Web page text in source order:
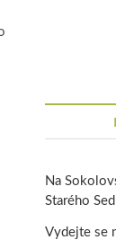
Na
Starého
Vydejte se